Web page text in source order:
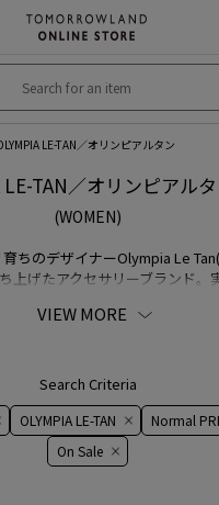
LE-TAN／オリンピアルタン
LE-TAN／オリンピアル
(WOMEN)
ちのデザイナーOlympia Le
上げたアクセサリーブランド。
りのハンドメイドによるバッグや
VIEW MORE
Search Criteria
OLYMPIA LE-TAN
Normal
On ​​Sale​​